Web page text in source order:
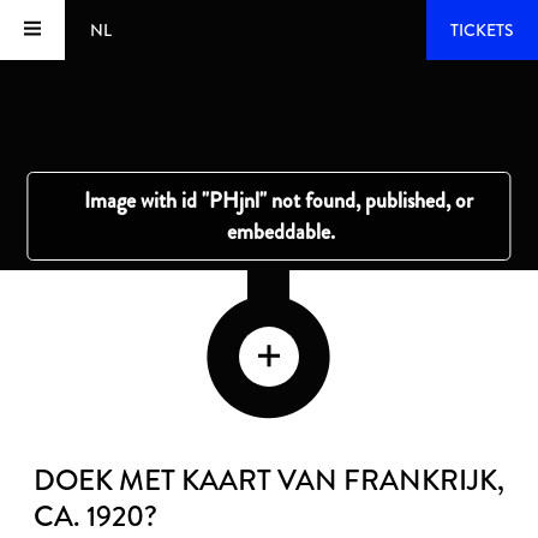
NL TICKETS
DOEK MET KAART VAN FRANKRIJK,
CA. 1920?